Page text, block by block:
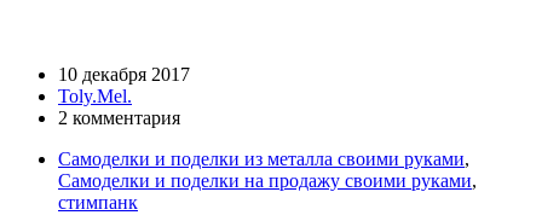
10 декабря 2017
Toly.Mel.
2 комментария
Самоделки и поделки из металла своими руками,
Самоделки и поделки на продажу своими руками,
стимпанк